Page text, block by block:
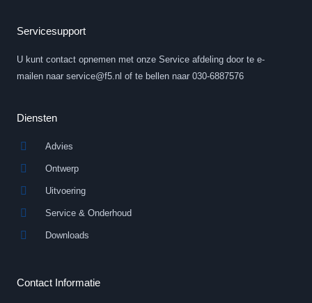
d
n
-
i
b
Servicesupport
U kunt contact opnemen met onze Service afdeling door te e-
mailen naar service@f5.nl of te bellen naar 030-6887576
Diensten
Advies
Ontwerp
Uitvoering
Service & Onderhoud
Downloads
Contact Informatie